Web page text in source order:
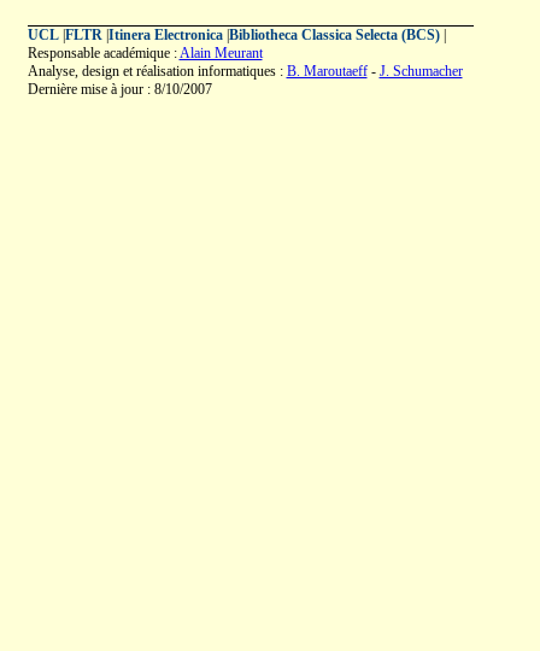
UCL| FLTR| Itinera Electronica| Bibliotheca Classica Selecta (BCS)|
Responsable académique :Alain Meurant
Analyse, design et réalisation informatiques : B. Maroutaeff- J. Schumacher
Dernière mise à jour : 8/10/2007